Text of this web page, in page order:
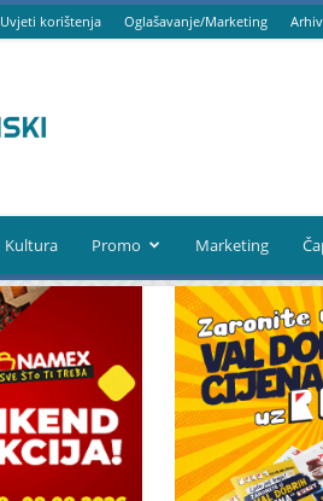
Uvjeti korištenja Oglašavanje/Marketing
Kultura Promo Marketing